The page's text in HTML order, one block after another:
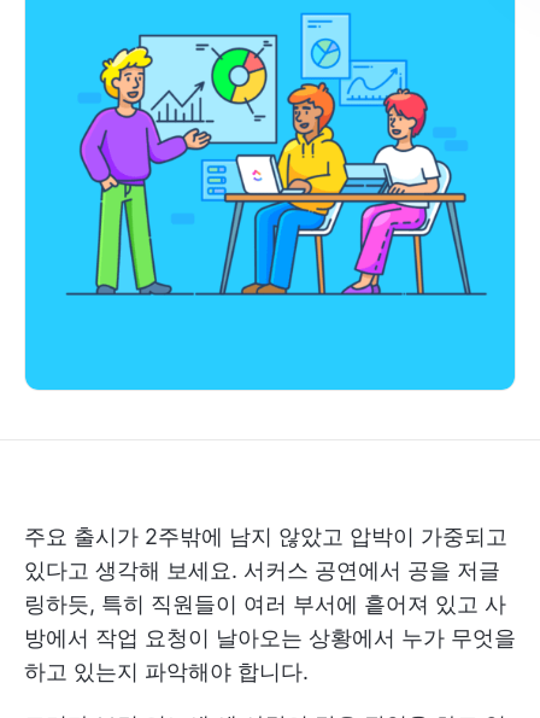
주요 출시가 2주밖에 남지 않았고 압박이 가중되고
있다고 생각해 보세요. 서커스 공연에서 공을 저글
링하듯, 특히 직원들이 여러 부서에 흩어져 있고 사
방에서 작업 요청이 날아오는 상황에서 누가 무엇을
하고 있는지 파악해야 합니다.